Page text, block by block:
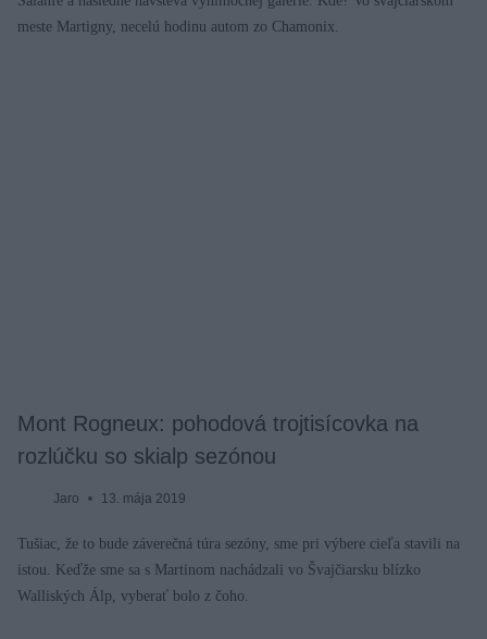
meste Martigny, necelú hodinu autom zo Chamonix.
Mont Rogneux: pohodová trojtisícovka na
rozlúčku so skialp sezónou
Jaro 13. mája 2019
Tušiac, že to bude záverečná túra sezóny, sme pri výbere cieľa stavili na
istou. Keďže sme sa s Martinom nachádzali vo Švajčiarsku blízko
Walliských Álp, vyberať bolo z čoho.